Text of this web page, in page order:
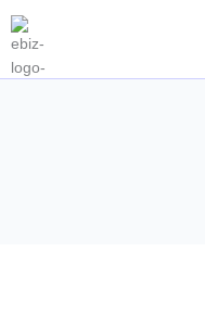
to
content